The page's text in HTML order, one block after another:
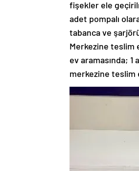
fişekler ele
adet pompalı
tabanca ve
Merkezine teslim
ev aramasında;
merkezine teslim